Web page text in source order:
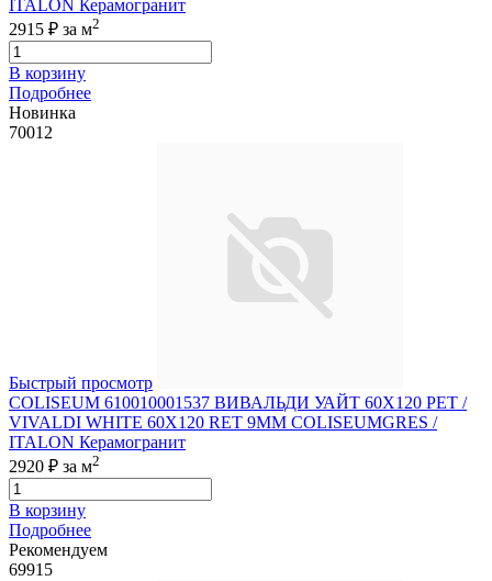
ITALON Керамогранит
2915 ₽ за м2
В корзину
Подробнее
Новинка
70012
Быстрый просмотр
COLISEUM 610010001537 ВИВАЛЬДИ УАЙТ 60X120 РЕТ /
VIVALDI WHITE 60X120 RET 9MM COLISEUMGRES /
ITALON Керамогранит
2920 ₽ за м2
В корзину
Подробнее
Рекомендуем
69915